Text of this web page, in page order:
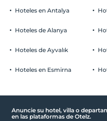
Piscina exterior
habitaciones
Niños
Cada habitación es gratis
Hoteles en Antalya
Hoteles de Alanya
Hoteles de Ayvalık
Hoteles en Esmirna
Anuncie su hotel, villa o
en las plataformas de Otelz.